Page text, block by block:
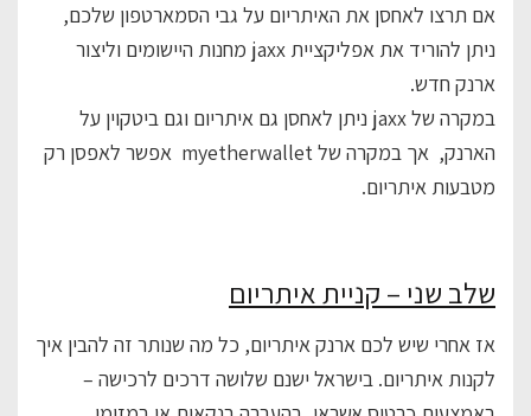
אם תרצו לאחסן את האיתריום על גבי הסמארטפון שלכם,
ניתן להוריד את אפליקציית jaxx מחנות היישומים וליצור
ארנק חדש.
במקרה של jaxx ניתן לאחסן גם איתריום וגם ביטקוין על
הארנק, אך במקרה של myetherwallet אפשר לאפסן רק
מטבעות איתריום.
שלב שני – קניית איתריום
אז אחרי שיש לכם ארנק איתריום, כל מה שנותר זה להבין איך
לקנות איתריום. בישראל ישנם שלושה דרכים לרכישה –